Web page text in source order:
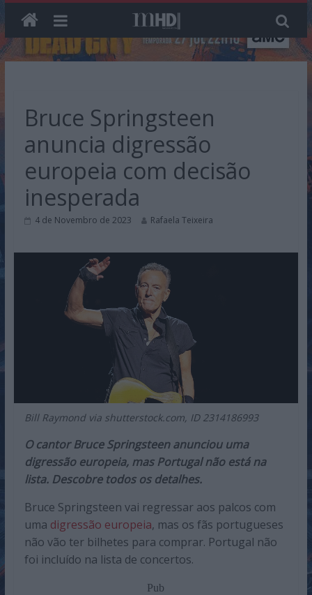
Bruce Springsteen
anuncia digressão
europeia com decisão
inesperada
4 de Novembro de 2023 Rafaela Teixeira
Bill Raymond via shutterstock.com, ID 2314186993
O cantor Bruce Springsteen anunciou uma
digressão europeia, mas Portugal não está na
lista. Descobre todos os detalhes.
Bruce Springsteen vai regressar aos palcos com
uma digressão europeia, mas os fãs portugueses
não vão ter bilhetes para comprar. Portugal não
foi incluído na lista de concertos.
Pub